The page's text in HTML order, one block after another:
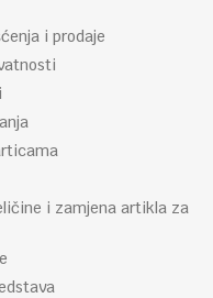
i prodaje
i zamjena artikla za